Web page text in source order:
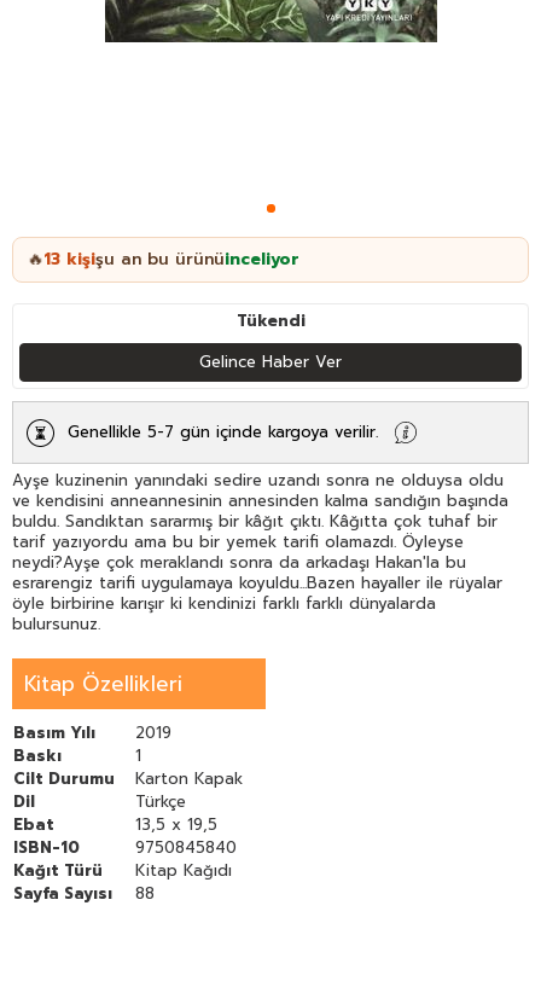
🔥13 kişişu an bu ürünüinceliyor
Tükendi
Gelince Haber Ver
Genellikle 5-7 gün içinde kargoya verilir.
Ayşe kuzinenin yanındaki sedire uzandı sonra ne olduysa oldu
ve kendisini anneannesinin annesinden kalma sandığın başında
buldu. Sandıktan sararmış bir kâğıt çıktı. Kâğıtta çok tuhaf bir
tarif yazıyordu ama bu bir yemek tarifi olamazdı. Öyleyse
neydi?Ayşe çok meraklandı sonra da arkadaşı Hakan'la bu
esrarengiz tarifi uygulamaya koyuldu...Bazen hayaller ile rüyalar
öyle birbirine karışır ki kendinizi farklı farklı dünyalarda
bulursunuz.
Kitap Özellikleri
Basım Yılı
2019
Baskı
1
Cilt Durumu
Karton Kapak
Dil
Türkçe
Ebat
13,5 x 19,5
ISBN-10
9750845840
Kağıt Türü
Kitap Kağıdı
Sayfa Sayısı
88